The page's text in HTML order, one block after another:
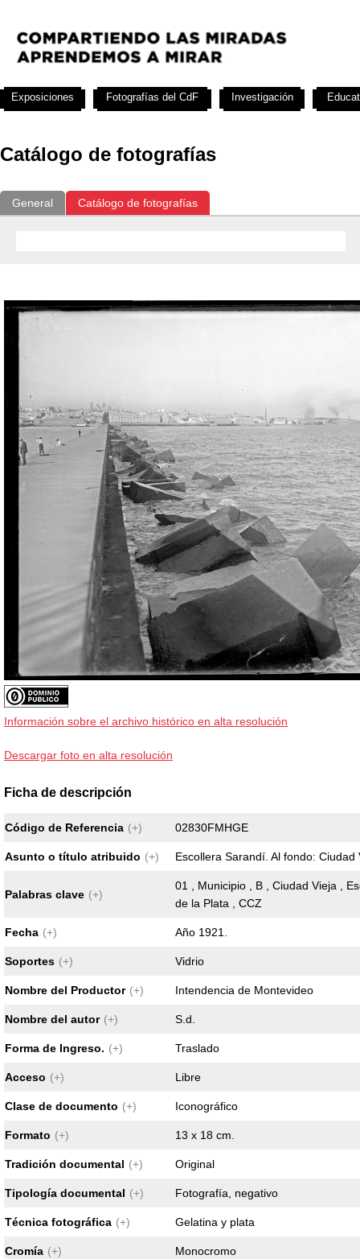
Catálogo de fotografías
General Catálogo de fotografías
Información sobre el archivo histórico en alta resolución
Descargar foto en alta resolución
Ficha de descripción
Código de Referencia (+) 02830FMHGE
Asunto o título atribuido (+) Escollera Sarandí. Al fondo: Ciudad
Palabras clave (+)
01 , Municipio , B , Ciudad Vieja ,
de la Plata , CCZ
Fecha (+) Año 1921.
Soportes (+) Vidrio
Nombre del Productor (+) Intendencia de Montevideo
Nombre del autor (+) S.d.
Forma de Ingreso. (+) Traslado
Acceso (+) Libre
Clase de documento (+) Iconográfico
Formato (+) 13 x 18 cm.
Tradición documental (+) Original
Tipología documental (+) Fotografía, negativo
Técnica fotográfica (+) Gelatina y plata
Cromía (+) Monocromo
Exposiciones Fotografías del CdF Investigación